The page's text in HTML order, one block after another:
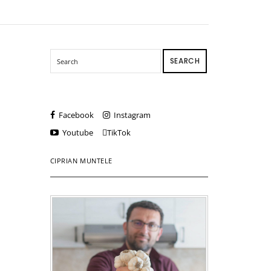
SEARCH
Facebook
Instagram
Youtube
TikTok
CIPRIAN MUNTELE